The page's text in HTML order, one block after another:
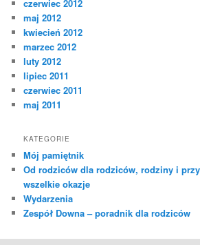
czerwiec 2012
maj 2012
kwiecień 2012
marzec 2012
luty 2012
lipiec 2011
czerwiec 2011
maj 2011
KATEGORIE
Mój pamiętnik
Od rodziców dla rodziców, rodziny i
wszelkie okazje
Wydarzenia
Zespół Downa – poradnik dla rodziców